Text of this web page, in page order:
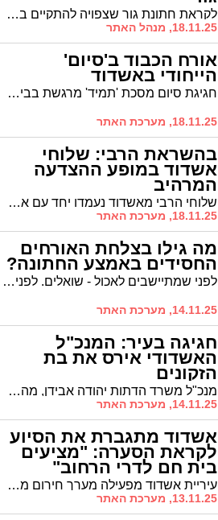
לקראת חתונת גור שצפויה להתקיים בשבוע הבא, הלחין בעל המנגן האשדודי, הרב יעקב רוזמרין, את הניגון "אלה וכאלה". האזינו
18.11.25, מנהל האתר
אורח הכבוד ב'סיום'
הייחודי באשדוד
חגיגת סיום מסכת 'תמיד' מרגשת בבית המדרש "מעלות" בהשתתפות אורח הכבוד הרב עובדיה דהן יו"ר המועצה הדתית
18.11.25, מערכת האתר
בהשראת הרבי: שלוחי
אשדוד במופע ההצדעה
המרהיב
שלוחי הרבי מאשדוד נעמדו יחד עם אלפי שלוחי חב"ד לתצלום המסורתי השנתי, למרגלות בית המדרש של הרבי מליובאוויטש '770'. השלוחים פקדו את ציונו של הרבי באוהל וערכו תפילה משותפת והזכירו שמות רבים מתושבי העיר לברכה והצלחה
18.11.25, מערכת האתר
מה גילו בצלחת האורחים
החסידים באמצע החתונה?
לפני שמתיישבים לאכול - שואלים. לפני שקונים - בודקים. ולא מסתפקים בשלט מהבהב או בריח משכר/משקר. הכשרות היא אישית של כל אחד ואחד. האדמו"ר האשדודי עם הטיפ הכשרותי
14.11.25, מערכת האתר
חגיגה בעיר: המנכ"ל
האשדודי אירס את בת
הזקונים
מנכ"ל משרד הדתות יהודה אבידן, מהדמויות המרכזיות בפוליטיקה החרדית ובחיי העיר אשדוד, אירס אמש את בת זקוניו • שמחת האירוסין תתקיימו בשבוע הקרוב
14.11.25, מערכת האתר
אשדוד מתגברת את הסיוע
לקראת הסערה: "מציעים
בית חם לדרי הרחוב"
עיריית אשדוד מפעילה מערך חירום מקיף לקראת מזג האוויר הסוער: סיורים מוגברים, ציוד חם ופתרונות לינה מוגנים • כ-20 דרי רחוב בעיר • "אנו לא רק מחלקים ציוד - אנחנו מציעים מקום בטוח ומוגן ללילה" • תושבים מתבקשים לדווח למוקד 106 על אנשים במצוקה
13.11.25, מערכת האתר